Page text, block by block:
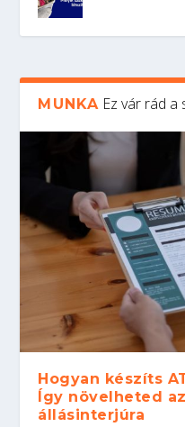
MUNKA Ez vár rád a
Hogyan készíts
Így növelheted
állásinterjúra